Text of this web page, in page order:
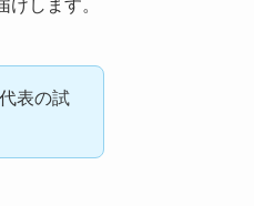
します。
表の試